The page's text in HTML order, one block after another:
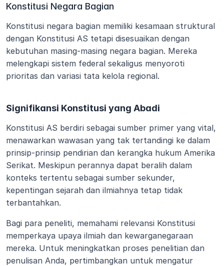
Konstitusi Negara Bagian
Konstitusi negara bagian memiliki kesamaan struktural
dengan Konstitusi AS tetapi disesuaikan dengan
kebutuhan masing-masing negara bagian. Mereka
melengkapi sistem federal sekaligus menyoroti
prioritas dan variasi tata kelola regional.
Signifikansi Konstitusi yang Abadi
Konstitusi AS berdiri sebagai sumber primer yang vital,
menawarkan wawasan yang tak tertandingi ke dalam
prinsip-prinsip pendirian dan kerangka hukum Amerika
Serikat. Meskipun perannya dapat beralih dalam
konteks tertentu sebagai sumber sekunder,
kepentingan sejarah dan ilmiahnya tetap tidak
terbantahkan.
Bagi para peneliti, memahami relevansi Konstitusi
memperkaya upaya ilmiah dan kewarganegaraan
mereka. Untuk meningkatkan proses penelitian dan
penulisan Anda, pertimbangkan untuk mengatur